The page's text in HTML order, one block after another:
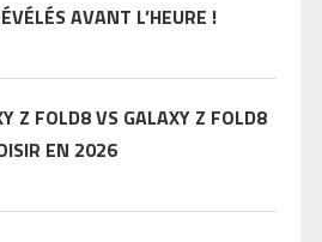
AVANT L’HEURE !
Z FOLD8 VS GALAXY Z FOLD8
EN 2026